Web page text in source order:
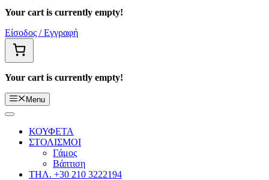
Your cart is currently empty!
Είσοδος / Εγγραφή
Your cart is currently empty!
Menu
ΚΟΥΦΕΤΑ
ΣΤΟΛΙΣΜΟΙ
Γάμος
Βάπτιση
ΤΗΛ. +30 210 3222194